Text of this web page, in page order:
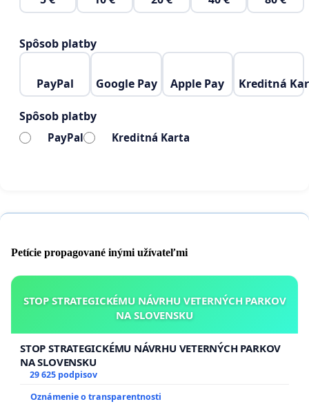
Spôsob platby
PayPal Google Pay Apple Pay Kreditná
Spôsob platby
PayPal Kreditná Karta
Petície propagované inými užívateľmi
STOP STRATEGICKÉMU NÁVRHU VETERNÝCH PARKOV
NA SLOVENSKU
STOP STRATEGICKÉMU NÁVRHU VETERNÝCH PARKOV
NA SLOVENSKU
29 625 podpisov
Oznámenie o transparentnosti